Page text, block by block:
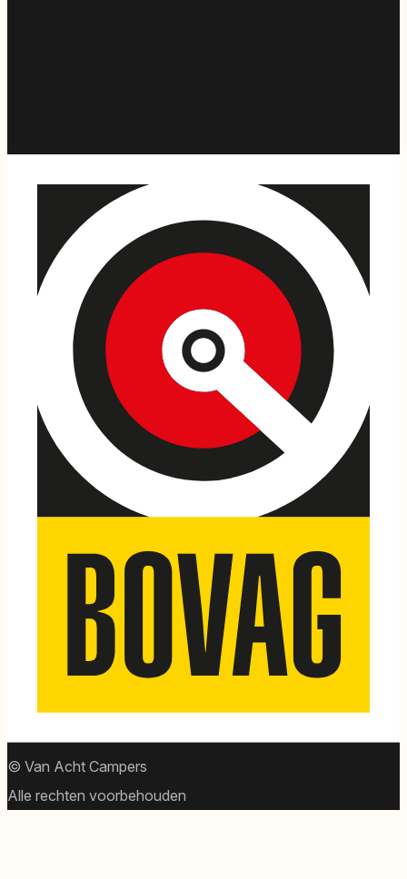
© Van Acht Campers
Alle rechten voorbehouden